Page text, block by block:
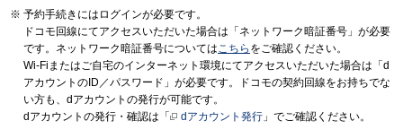
予約手続きにはログインが必要です。
ドコモ回線にてアクセスいただいた場合は「ネットワーク暗証番号」が必要
です。ネットワーク暗証番号についてはこちら をご確認ください。
Wi-Fiまたはご自宅のインターネット環境にてアクセスいただいた場合は「d
アカウントのID／パスワード」が必要です。ドコモの契約回線をお持ちでな
い方も、dアカウントの発行が可能です。
dアカウントの発行・確認は「
dアカウント発行 」でご確認ください。